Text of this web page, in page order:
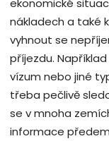
ekonomické
nákladech a také
vyhnout se
příjezdu.
vízum nebo jiné
třeba pečlivě
se v mnoha
informace